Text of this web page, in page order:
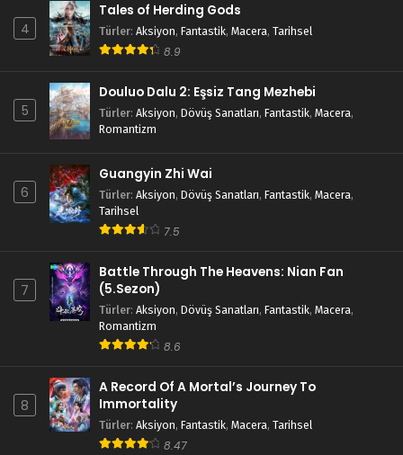
4
Tales of Herding Gods
Türler: Aksiyon, Fantastik, Macera, Tarihsel
8.9
5
Douluo Dalu 2: Eşsiz Tang Mezhebi
Türler: Aksiyon, Dövüş Sanatları, Fantastik, Macera,
Romantizm
6
Guangyin Zhi Wai
Türler: Aksiyon, Dövüş Sanatları, Fantastik, Macera,
Tarihsel
7.5
7
Battle Through The Heavens: Nian Fan
(5.Sezon)
Türler: Aksiyon, Dövüş Sanatları, Fantastik, Macera,
Romantizm
8.6
8
A Record Of A Mortal’s Journey To
Immortality
Türler: Aksiyon, Fantastik, Macera, Tarihsel
8.47